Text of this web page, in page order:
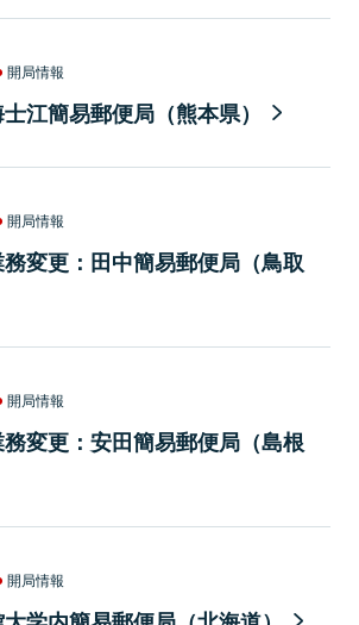
開局情報
江簡易郵便局（熊本県）
開局情報
変更：田中簡易郵便局（鳥取
開局情報
変更：安田簡易郵便局（島根
開局情報